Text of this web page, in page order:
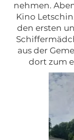
nehmen.
Kino
den ersten
aus der
dort zum